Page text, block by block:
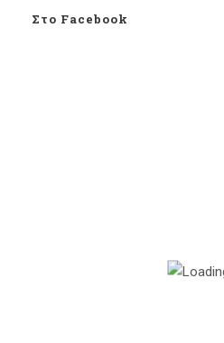
Στο Facebook